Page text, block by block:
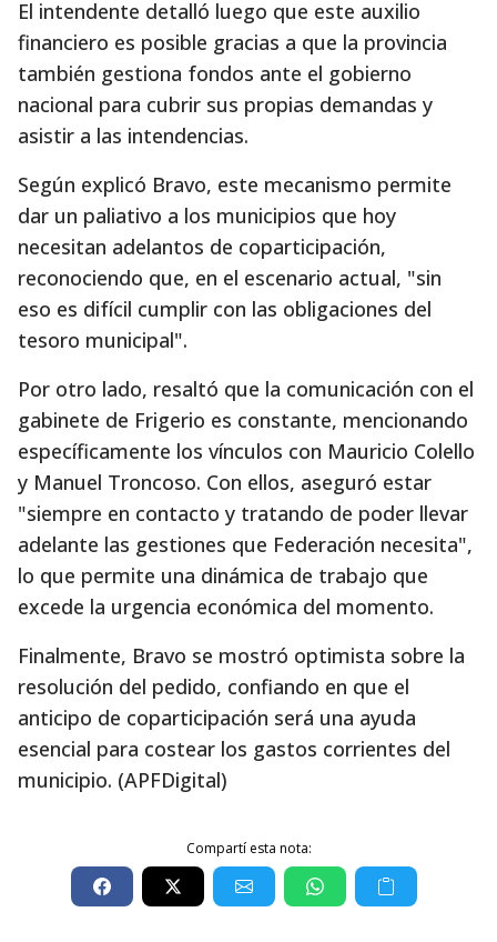
El intendente detalló luego que este auxilio
financiero es posible gracias a que la provincia
también gestiona fondos ante el gobierno
nacional para cubrir sus propias demandas y
asistir a las intendencias.
Según explicó Bravo, este mecanismo permite
dar un paliativo a los municipios que hoy
necesitan adelantos de coparticipación,
reconociendo que, en el escenario actual, "sin
eso es difícil cumplir con las obligaciones del
tesoro municipal".
Por otro lado, resaltó que la comunicación con el
gabinete de Frigerio es constante, mencionando
específicamente los vínculos con Mauricio Colello
y Manuel Troncoso. Con ellos, aseguró estar
"siempre en contacto y tratando de poder llevar
adelante las gestiones que Federación necesita",
lo que permite una dinámica de trabajo que
excede la urgencia económica del momento.
Finalmente, Bravo se mostró optimista sobre la
resolución del pedido, confiando en que el
anticipo de coparticipación será una ayuda
esencial para costear los gastos corrientes del
municipio. (APFDigital)
Compartí esta nota: